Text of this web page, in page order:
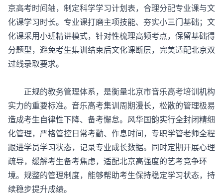
京高考时间轴，制定科学学习计划表，合理分配专业课与文
化课学习时长。专业课打磨主项技能、夯实小三门基础；文
化课采用小班精讲模式，针对性梳理高频考点，保留基础得
分题型，避免考生集训结束后文化课断层，完美适配北京双
过线录取要求。
正规的教务管理体系，是衡量北京市音乐高考培训机构
实力的重要标准。音乐高考集训周期漫长，松散的管理极易
造成考生自律性下降、备考懈怠。风华国韵实行全封闭精细
化管理，严格管控日常考勤、作息时间，专职学管老师全程
跟进学员学习状态，记录专业成长数据。同时定期开展心理
疏导，缓解考生备考焦虑，适配北京高强度的艺考竞争环
境。规整的管理制度，能够帮助考生保持稳定学习状态，持
续稳步提升成绩。